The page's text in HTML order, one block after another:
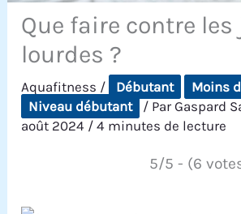
Que faire contre
lourdes ?
Aquafitness / Débutant
Moins
Niveau débutant
/ ParGaspard
août 2024 /4 minutes de lecture
5/5 - (6